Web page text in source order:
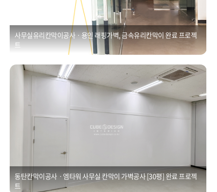
사무실유리칸막이공사ㆍ용인 래핑가벽, 금속유리칸막이 완료 프로젝
트
동탄칸막이공사ㆍ엠타워 사무실 칸막이 가벽공사 [30평]
Posted on2021년 1월 1일by
동탄칸막이공사ㆍ엠타워 사무실 칸막이 가벽공사 [30평] 완료 프로젝
트